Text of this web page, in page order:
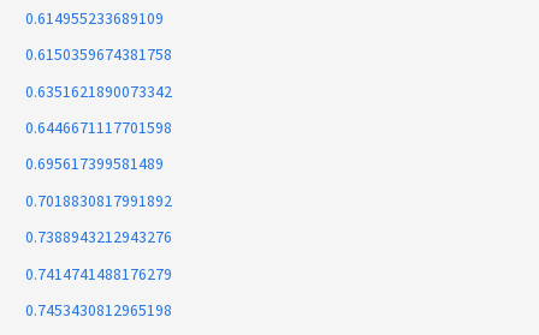
0.614955233689109
0.6150359674381758
0.6351621890073342
0.6446671117701598
0.695617399581489
0.7018830817991892
0.7388943212943276
0.7414741488176279
0.7453430812965198